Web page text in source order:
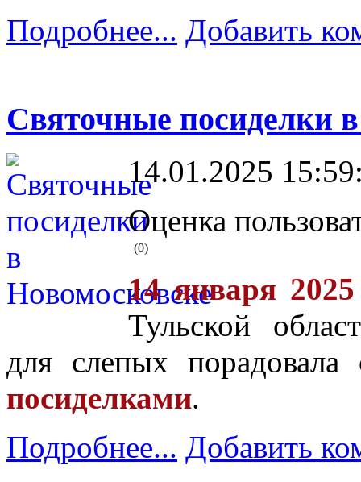
Подробнее... Добавить
Святочные посиделки
14.01.2025
Оценка
(0)
14 января 2025
Тульской
для слепых
посиделками.
Подробнее... Добавить